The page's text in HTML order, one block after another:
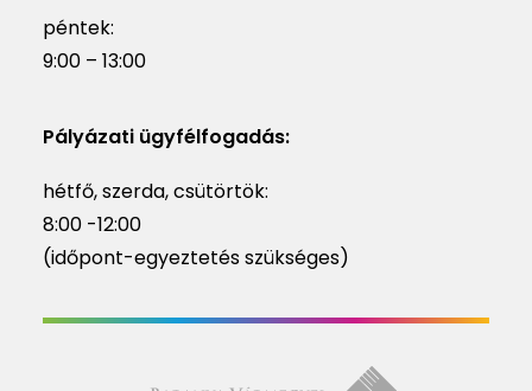
péntek:
9:00 – 13:00
Pályázati ügyfélfogadás:
hétfő, szerda, csütörtök:
8:00 -12:00
(időpont-egyeztetés szükséges)